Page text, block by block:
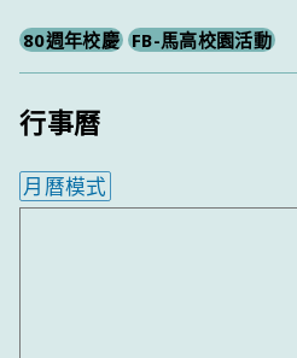
80週年校慶 FB-馬高校園活動
行事曆
月曆模式